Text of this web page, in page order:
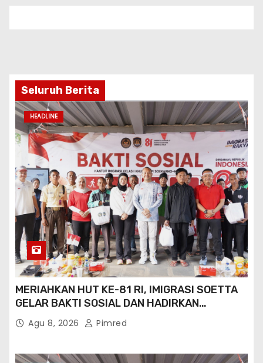
Seluruh Berita
HEADLINE
MERIAHKAN HUT KE-81 RI, IMIGRASI SOETTA
GELAR BAKTI SOSIAL DAN HADIRKAN
LAYANAN PASPOR DI AKHIR PEKAN
Agu 8, 2026 Pimred